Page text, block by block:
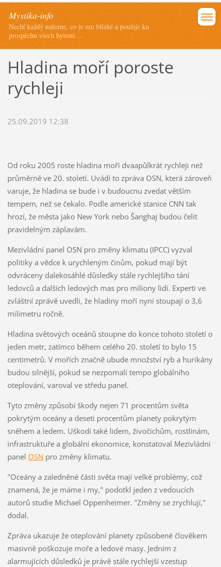
Mystika-info
Nechť každý nalezne, co je mu blízké a použije ku
prospěchu všech bytostí ...
Hladina moří poroste
rychleji
25.09.2019 12:38
Od roku 2005 roste hladina moří dvaapůlkrát rychleji než
průměrně ve 20. století. Uvádí to zpráva OSN, která zároveň
varuje, že hladina se bude i v budoucnu zvedat větším
tempem, než se čekalo. Podle americké stanice CNN tak
hrozí, že města jako New York nebo Šanghaj budou čelit
pravidelným záplavám.
Mezivládní panel OSN pro změny klimatu (IPCC) vyzval
politiky a vědce k urychleným činům, pokud mají být
odvráceny dalekosáhlé důsledky stále rychlejšího tání
ledovců a dalších ledových mas pro miliony lidí. Experti ve
zvláštní zprávě uvedli, že hladiny moří nyní stoupají o 3,6
milimetru ročně.
Hladina světových oceánů stoupne do konce tohoto století o
jeden metr, zatímco během celého 20. století to bylo 15
centimetrů. V mořích značně ubude množství ryb a hurikány
budou silnější, pokud se nezpomalí tempo globálního
oteplování, varoval ve středu panel.
Tyto změny způsobí škody nejen 71 procentům světa
pokrytým oceány a deseti procentům planety pokrytým
sněhem a ledem. Uškodí také lidem, živočichům, rostlinám,
infrastruktuře a globální ekonomice, konstatoval Mezivládní
panel OSN pro změny klimatu.
"Oceány a zaledněné části světa mají velké problémy, což
znamená, že je máme i my," podotkl jeden z vedoucích
autorů studie Michael Oppenheimer. "Změny se zrychlují,"
dodal.
Zpráva ukazuje že oteplování planety způsobené člověkem
masivně poškozuje moře a ledové masy. Jedním z
alarmujících důsledků je právě stále rychlejší vzestup